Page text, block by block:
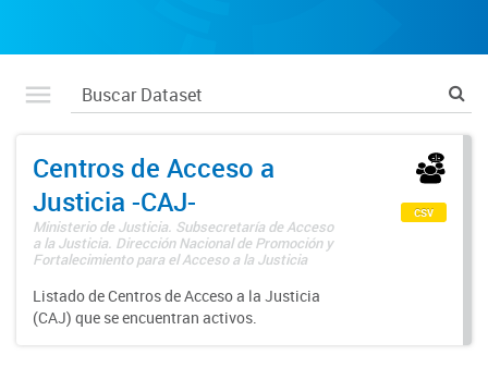
Centros de Acceso a
Justicia -CAJ-
Ministerio de Justicia. Subsecretaría de Acceso
a la Justicia. Dirección Nacional de Promoción y
Fortalecimiento para el Acceso a la Justicia
Listado de Centros de Acceso a la Justicia
(CAJ) que se encuentran activos.
csv